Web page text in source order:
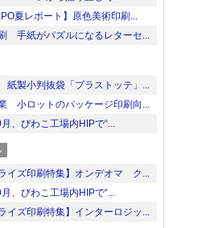
夏レポート】原色美術印刷...
手紙がパズルになるレターセ...
製小判抜袋「プラストッテ」...
小ロットのパッケージ印刷向...
、びわこ工場内HIPで“...
ライズ印刷特集】オンデオマ ク...
、びわこ工場内HIPで“...
イズ印刷特集】インターロジッ...